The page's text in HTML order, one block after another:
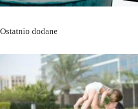
Ostatnio dodane